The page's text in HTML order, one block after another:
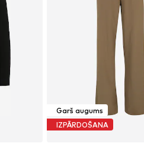
Garš augums
IZPĀRDOŠANA